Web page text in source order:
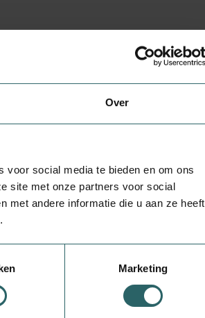
Over
voor social media te bieden en om ons
site met onze partners voor social
met andere informatie die u aan ze heeft
Marketing